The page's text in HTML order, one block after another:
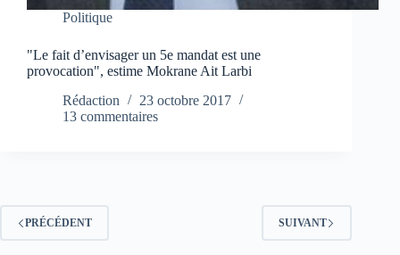
Politique
"Le fait d’envisager un 5e mandat est une
provocation", estime Mokrane Ait Larbi
Rédaction
23 octobre 2017
13 commentaires
PRÉCÉDENT SUIVANT